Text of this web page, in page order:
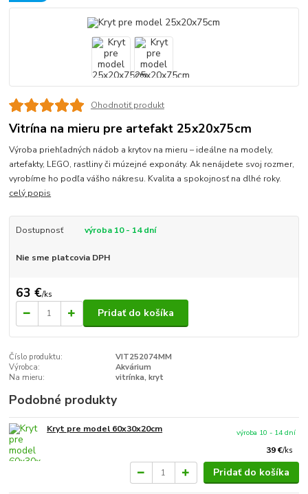
Ohodnotiť produkt
Vitrína na mieru pre artefakt 25x20x75cm
Výroba priehľadných nádob a krytov na mieru – ideálne na modely,
artefakty, LEGO, rastliny či múzejné exponáty. Ak nenájdete svoj rozmer,
vyrobíme ho podľa vášho nákresu. Kvalita a spokojnosť na dlhé roky.
celý popis
Dostupnosť výroba 10 - 14 dní
Nie sme platcovia DPH
63 €/ks
Pridať do košíka
Číslo produktu:
VIT252074MM
Výrobca:
Akvárium
Na mieru:
vitrínka, kryt
Podobné produkty
Kryt pre model 60x30x20cm
39 €/ks
výroba 10 - 14 dní
Pridať do košíka